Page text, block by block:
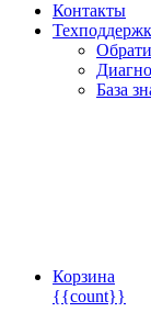
Контакты
База
Корзина
{{count}}